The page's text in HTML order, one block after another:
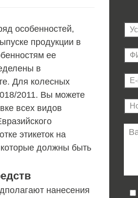
особенностей,
продукции в
ее
в
Для колесных
2011. Вы можете
всех видов
этикеток на
должны быть
нанесения